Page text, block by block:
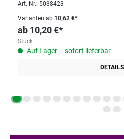
Art.-Nr.: 5038423
Varianten ab 10,62 €*
ab 10,20 €*
Stück
Auf Lager – sofort lieferbar
DETAILS